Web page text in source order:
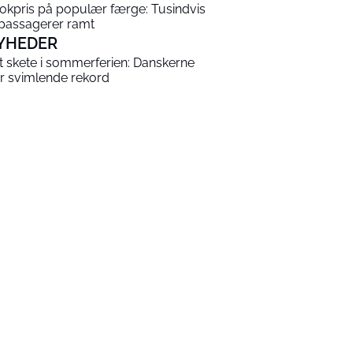
på populær færge: Tusindvis
ramt
skete i sommerferien: Danskerne
svimlende rekord